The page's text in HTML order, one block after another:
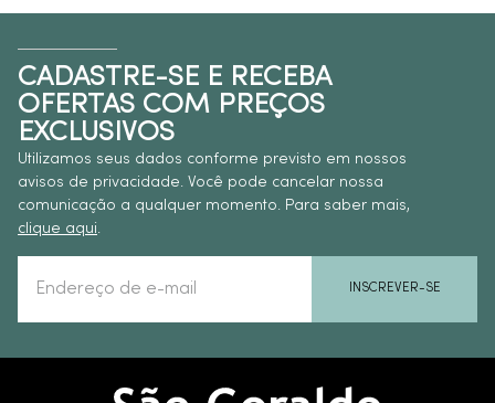
CADASTRE-SE E RECEBA
OFERTAS COM PREÇOS
EXCLUSIVOS
Utilizamos seus dados conforme previsto em nossos
avisos de privacidade. Você pode cancelar nossa
comunicação a qualquer momento. Para saber mais,
clique aqui
INSCREVER-SE